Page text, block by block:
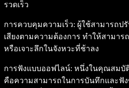
รวดเร็ว
การควบคุมความเร็ว: ผู้ใช้สามารถป
เสียงตามความต้องการ ทำให้สามาร
หรือเจาะลึกในจังหวะที่ช้าลง
การฟังแบบออฟไลน์: หนึ่งในคุณสมบั
คือความสามารถในการบันทึกและฟั